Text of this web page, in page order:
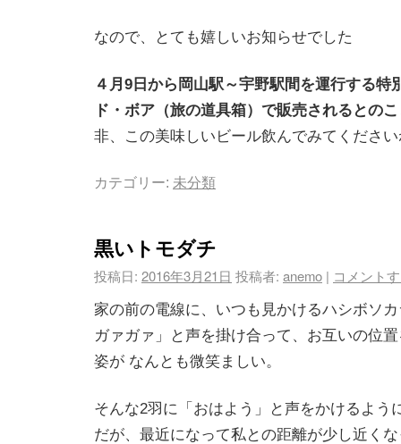
なので、とても嬉しいお知らせでした
４月9日から岡山駅～宇野駅間を運行する特
ド・ボア（旅の道具箱）で販売されるとの
非、この美味しいビール飲んでみてくださ
カテゴリー: 未分類
黒いトモダチ
投稿日: 2016年3月21日 投稿者: anemo | コメント
家の前の電線に、いつも見かけるハシボソ
ガァガァ」と声を掛け合って、お互いの位
姿が なんとも微笑ましい。
そんな2羽に「おはよう」と声をかけるよう
だが、最近になって私との距離が少し近く